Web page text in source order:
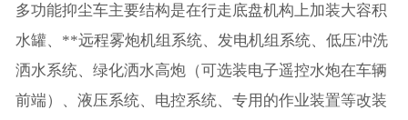
多功能抑尘车主要结构是在行走底盘机构上加装大容积
水罐、**远程雾炮机组系统、发电机组系统、低压冲洗
洒水系统、绿化洒水高炮（可选装电子遥控水炮在车辆
前端）、液压系统、电控系统、专用的作业装置等改装